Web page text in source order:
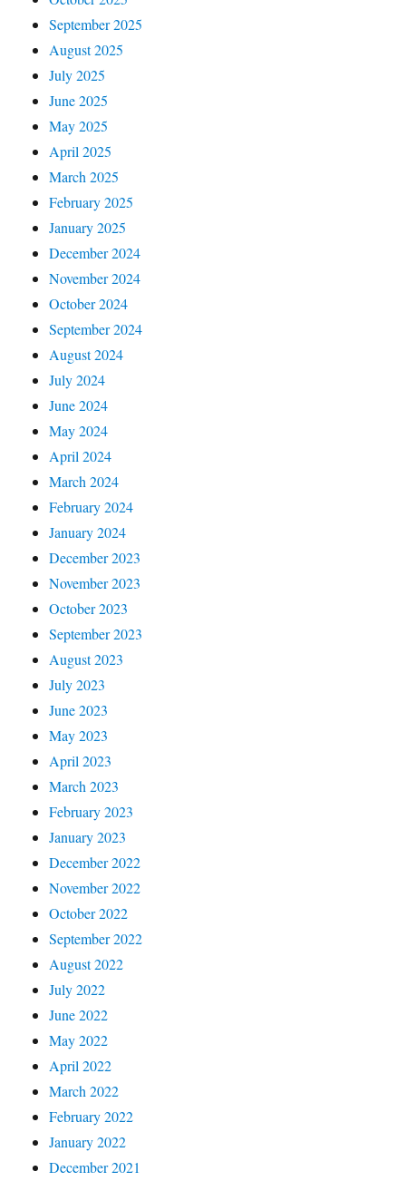
September 2025
August 2025
July 2025
June 2025
May 2025
April 2025
March 2025
February 2025
January 2025
December 2024
November 2024
October 2024
September 2024
August 2024
July 2024
June 2024
May 2024
April 2024
March 2024
February 2024
January 2024
December 2023
November 2023
October 2023
September 2023
August 2023
July 2023
June 2023
May 2023
April 2023
March 2023
February 2023
January 2023
December 2022
November 2022
October 2022
September 2022
August 2022
July 2022
June 2022
May 2022
April 2022
March 2022
February 2022
January 2022
December 2021